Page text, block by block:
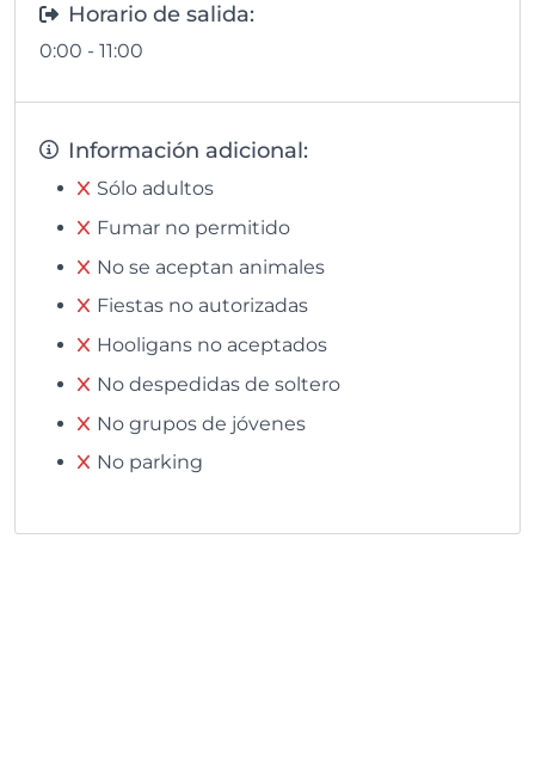
Horario de salida:
0:00 - 11:00
Información adicional:
Sólo adultos
Fumar no permitido
No se aceptan animales
Fiestas no autorizadas
Hooligans no aceptados
No despedidas de soltero
No grupos de jóvenes
No parking